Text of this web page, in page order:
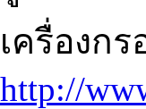
เครื่องก
http://